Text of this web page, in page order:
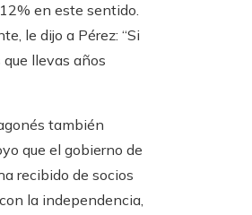
en este sentido.
le dijo a Pérez: “Si
llevas años
también
que el gobierno de
recibido de socios
la independencia,